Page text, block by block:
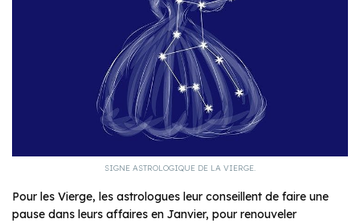
SIGNE ASTROLOGIQUE DE LA VIERGE.
Pour les Vierge, les astrologues leur conseillent de faire une
pause dans leurs affaires en Janvier, pour renouveler